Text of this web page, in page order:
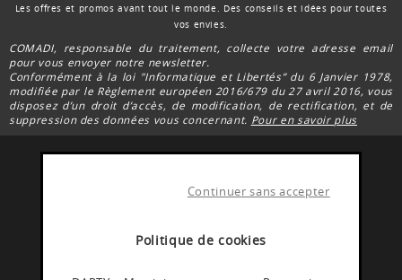
Politique de cookies
Continuer sans accepter
Les offres et promos avant tout le monde. Des conseils et idées pour toutes
vos envies.
COMADI, responsable du traitement, collecte votre adresse email
pour vous envoyer notre newsletter.
Conformément à la loi "Informatique et Libertés” du 6 Janvier 1978,
modifiée par le Règlement européen 2016/679 du 27 avril 2016, vous
disposez d’un droit d’accès, de modification, de rectification, et de
suppression des données vous concernant. Pour en savoir plus
FACEBOOK DARTY
Rejoignez la communauté Darty Martinique